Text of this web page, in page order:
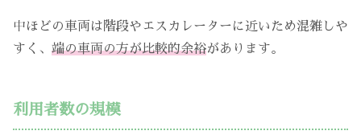
中ほどの車両は階段やエスカレーターに近いため混雑しや
すく、 端の車両の方が比較的余裕があります。
利用者数の規模